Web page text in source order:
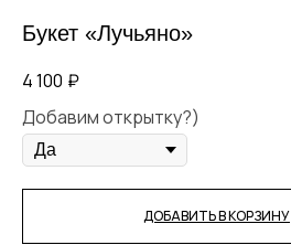
Букет «Лучьяно»
4 100 ₽
Добавим открытку?)
ДОБАВИТЬ В КОРЗИНУ